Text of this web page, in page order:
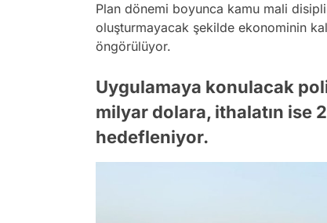
Plan dönemi boyunca kamu mali
oluşturmayacak şekilde ekonominin
öngörülüyor.
Uygulamaya konulacak
milyar dolara, ithalatın ise
hedefleniyor.